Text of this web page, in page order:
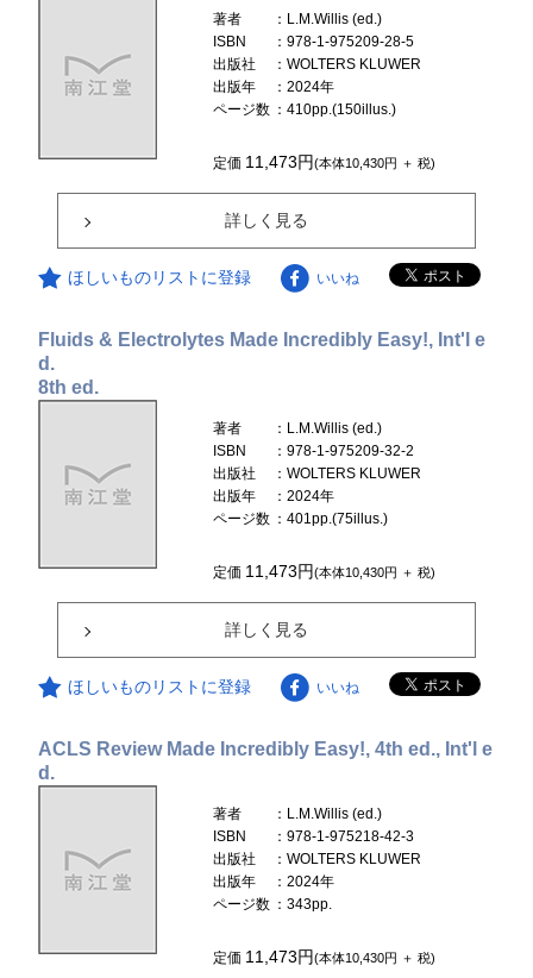
著者
：L.M.Willis (ed.)
ISBN
：978-1-975209-28-5
出版社
：WOLTERS KLUWER
出版年
：2024年
ページ数 ：410pp.(150illus.)
定価 11,473円(本体10,430円 ＋ 税)
詳しく見る
ほしいものリストに登録 いいね
Fluids & Electrolytes Made Incredibly Easy!, Int'l e
d.
8th ed.
著者
：L.M.Willis (ed.)
ISBN
：978-1-975209-32-2
出版社
：WOLTERS KLUWER
出版年
：2024年
ページ数 ：401pp.(75illus.)
定価 11,473円(本体10,430円 ＋ 税)
詳しく見る
ほしいものリストに登録 いいね
ACLS Review Made Incredibly Easy!, 4th ed., Int'l e
d.
著者
：L.M.Willis (ed.)
ISBN
：978-1-975218-42-3
出版社
：WOLTERS KLUWER
出版年
：2024年
ページ数 ：343pp.
定価 11,473円(本体10,430円 ＋ 税)